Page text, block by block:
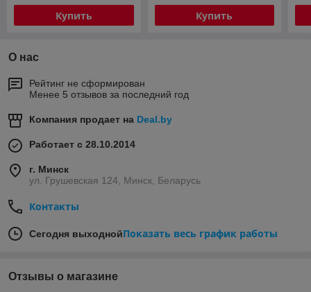
Купить Купить
О нас
Рейтинг не сформирован
Менее 5 отзывов за последний год
Компания продает на Deal.by
Работает с 28.10.2014
г. Минск
ул. Грушевская 124, Минск, Беларусь
Контакты
Сегодня выходнойПоказать весь график работы
Отзывы о магазине